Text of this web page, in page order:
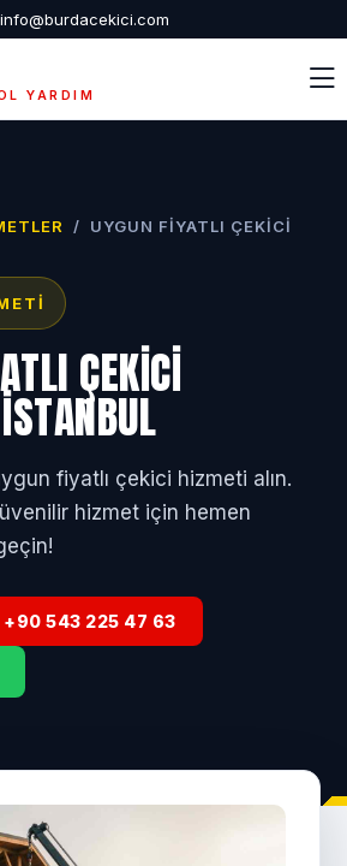
info@burdacekici.com
YARDIM
/ UYGUN FIYATLI ÇEKICI
ÇEKICI
fiyatlı çekici hizmeti alın.
hizmet için hemen
+90 543 225 47 63